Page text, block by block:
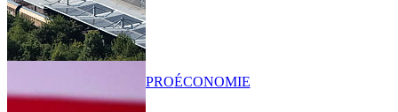
PROÉCONOMIE